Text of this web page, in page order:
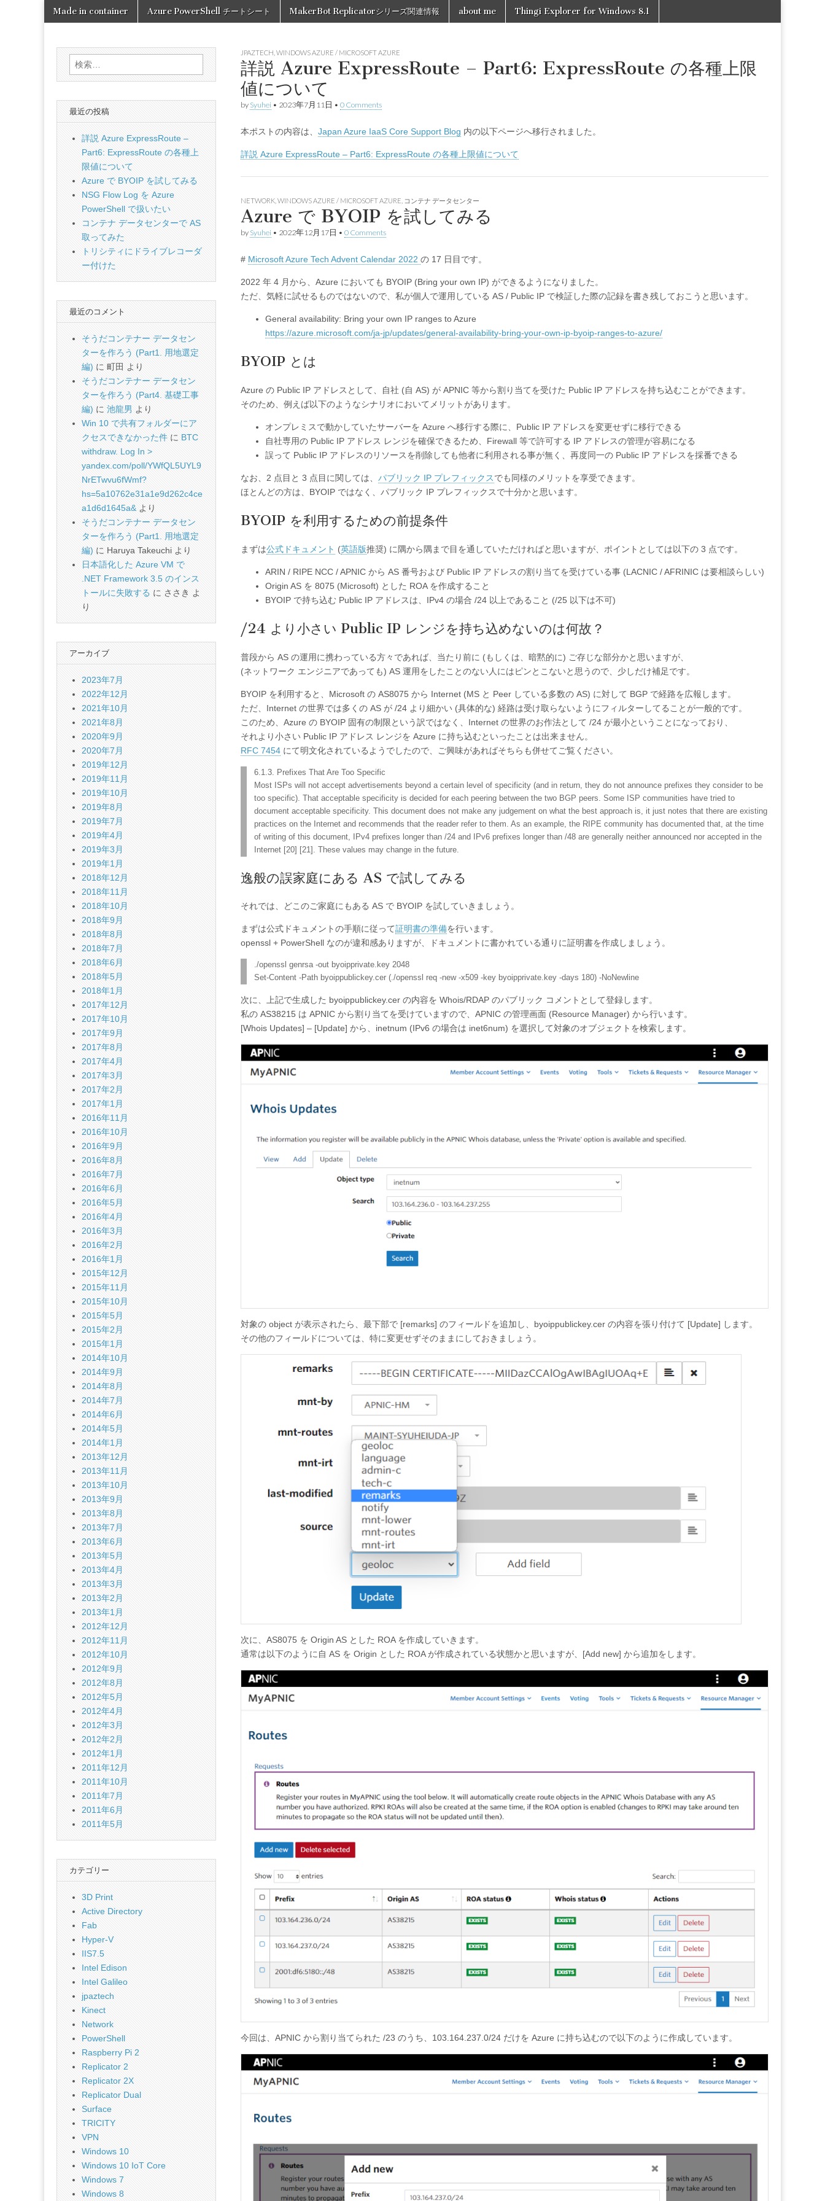
Made in
container
Main
menu
Skip
Made in container Azure PowerShell チートシート MakerBot Replicatorシリーズ関連情報 about me Thingi Explorer for Windows 8.1
JPAZTECH WINDOWS AZURE / MICROSOFT AZURE
詳説 Azure ExpressRoute – Part6: ExpressRoute の各種上限
値について
by Syuhei • 2023年7月11日 • 0 Comments
本ポストの内容は、 Japan Azure IaaS Core Support Blog 内の以下ページへ移行されました。
詳説 Azure ExpressRoute – Part6: ExpressRoute の各種上限値について
NETWORK WINDOWS AZURE / MICROSOFT AZURE コンテナ データセンター
Azure で BYOIP を試してみる
by Syuhei • 2022年12月17日 • 0 Comments
# Microsoft Azure Tech Advent Calendar 2022 の 17 日目です。
2022 年 4 月から、Azure においても BYOIP (Bring your own IP) ができるようになりました。
ただ、気軽に試せるものではないので、私が個人で運用している AS / Public IP で検証した際の記録を書き残しておこうと思います。
General availability: Bring your own IP ranges to Azure
https://azure.microsoft.com/ja-jp/updates/general-availability-bring-your-own-ip-byoip-ranges-to-azure/
BYOIP とは
Azure の Public IP アドレスとして、自社 (自 AS) が APNIC 等から割り当てを受けた Public IP アドレスを持ち込むことができます。
そのため、例えば以下のようなシナリオにおいてメリットがあります。
オンプレミスで動かしていたサーバーを Azure へ移行する際に、Public IP アドレスを変更せずに移行できる
自社専用の Public IP アドレス レンジを確保できるため、Firewall 等で許可する IP アドレスの管理が容易になる
誤って Public IP アドレスのリソースを削除しても他者に利用される事が無く、再度同一の Public IP アドレスを採番できる
なお、2 点目と 3 点目に関しては、 パブリック IP プレフィックスでも同様のメリットを享受できます。
ほとんどの方は、BYOIP ではなく、パブリック IP プレフィックスで十分かと思います。
BYOIP を利用するための前提条件
まずは公式ドキュメント (英語版推奨) に隅から隅まで目を通していただければと思いますが、ポイントとしては以下の 3 点です。
ARIN / RIPE NCC / APNIC から AS 番号および Public IP アドレスの割り当てを受けている事 (LACNIC / AFRINIC は要相談らしい)
Origin AS を 8075 (Microsoft) とした ROA を作成すること
BYOIP で持ち込む Public IP アドレスは、IPv4 の場合 /24 以上であること (/25 以下は不可)
/24 より小さい Public IP レンジを持ち込めないのは何故？
普段から AS の運用に携わっている方々であれば、当たり前に (もしくは、暗黙的に) ご存じな部分かと思いますが、
(ネットワーク エンジニアであっても) AS 運用をしたことのない人にはピンとこないと思うので、少しだけ補足です。
BYOIP を利用すると、Microsoft の AS8075 から Internet (MS と Peer している多数の AS) に対して BGP で経路を広報します。
ただ、Internet の世界では多くの AS が /24 より細かい (具体的な) 経路は受け取らないようにフィルターしてることが一般的です。
このため、Azure の BYOIP 固有の制限という訳ではなく、Internet の世界のお作法として /24 が最小ということになっており、
それより小さい Public IP アドレス レンジを Azure に持ち込むといったことは出来ません。
RFC 7454 にて明文化されているようでしたので、ご興味があればそちらも併せてご覧ください。
6.1.3. Prefixes That Are Too Specific
Most ISPs will not accept advertisements beyond a certain level of specificity (and in return, they do not announce prefixes they consider to be
too specific). That acceptable specificity is decided for each peering between the two BGP peers. Some ISP communities have tried to
document acceptable specificity. This document does not make any judgement on what the best approach is, it just notes that there are existing
practices on the Internet and recommends that the reader refer to them. As an example, the RIPE community has documented that, at the time
of writing of this document, IPv4 prefixes longer than /24 and IPv6 prefixes longer than /48 are generally neither announced nor accepted in the
Internet [20] [21]. These values may change in the future.
逸般の誤家庭にある AS で試してみる
それでは、どこのご家庭にもある AS で BYOIP を試していきましょう。
まずは公式ドキュメントの手順に従って証明書の準備を行います。
openssl + PowerShell なのが違和感ありますが、ドキュメントに書かれている通りに証明書を作成しましょう。
./openssl genrsa -out byoipprivate.key 2048
Set-Content -Path byoippublickey.cer (./openssl req -new -x509 -key byoipprivate.key -days 180) -NoNewline
次に、上記で生成した byoippublickey.cer の内容を Whois/RDAP のパブリック コメントとして登録します。
私の AS38215 は APNIC から割り当てを受けていますので、APNIC の管理画面 (Resource Manager) から行います。
[Whois Updates] – [Update] から、inetnum (IPv6 の場合は inet6num) を選択して対象のオブジェクトを検索します。
対象の object が表示されたら、最下部で [remarks] のフィールドを追加し、byoippublickey.cer の内容を張り付けて [Update] します。
その他のフィールドについては、特に変更せずそのままにしておきましょう。
次に、AS8075 を Origin AS とした ROA を作成していきます。
通常は以下のように自 AS を Origin とした ROA が作成されている状態かと思いますが、[Add new] から追加をします。
今回は、APNIC から割り当てられた /23 のうち、103.164.237.0/24 だけを Azure に持ち込むので以下のように作成しています。
検
索:
最近の投稿
詳説 Azure ExpressRoute –
Part6: ExpressRoute の各種上
限値について
Azure で BYOIP を試してみる
NSG Flow Log を Azure
PowerShell で扱いたい
コンテナ データセンターで AS
取ってみた
トリシティにドライブレコーダ
ー付けた
最近のコメント
そうだコンテナー データセン
ターを作ろう (Part1. 用地選定
編) に 町田 より
そうだコンテナー データセン
ターを作ろう (Part4. 基礎工事
編) に 池龍男 より
Win 10 で共有フォルダーにア
クセスできなかった件 に BTC
withdraw. Log In >
yandex.com/poll/YWfQL5UYL9
NrETwvu6fWmf?
hs=5a10762e31a1e9d262c4ce
a1d6d1645a& より
そうだコンテナー データセン
ターを作ろう (Part1. 用地選定
編) に Haruya Takeuchi より
日本語化した Azure VM で
.NET Framework 3.5 のインス
トールに失敗する に ささき よ
り
アーカイブ
2023年7月
2022年12月
2021年10月
2021年8月
2020年9月
2020年7月
2019年12月
2019年11月
2019年10月
2019年8月
2019年7月
2019年4月
2019年3月
2019年1月
2018年12月
2018年11月
2018年10月
2018年9月
2018年8月
2018年7月
2018年6月
2018年5月
2018年1月
2017年12月
2017年10月
2017年9月
2017年8月
2017年4月
2017年3月
2017年2月
2017年1月
2016年11月
2016年10月
2016年9月
2016年8月
2016年7月
2016年6月
2016年5月
2016年4月
2016年3月
2016年2月
2016年1月
2015年12月
2015年11月
2015年10月
2015年5月
2015年2月
2015年1月
2014年10月
2014年9月
2014年8月
2014年7月
2014年6月
2014年5月
2014年1月
2013年12月
2013年11月
2013年10月
2013年9月
2013年8月
2013年7月
2013年6月
2013年5月
2013年4月
2013年3月
2013年2月
2013年1月
2012年12月
2012年11月
2012年10月
2012年9月
2012年8月
2012年5月
2012年4月
2012年3月
2012年2月
2012年1月
2011年12月
2011年10月
2011年7月
2011年6月
2011年5月
カテゴリー
3D Print
Active Directory
Fab
Hyper-V
IIS7.5
Intel Edison
Intel Galileo
jpaztech
Kinect
Network
PowerShell
Raspberry Pi 2
Replicator 2
Replicator 2X
Replicator Dual
Surface
TRICITY
VPN
Windows 10
Windows 10 IoT Core
Windows 7
Windows 8